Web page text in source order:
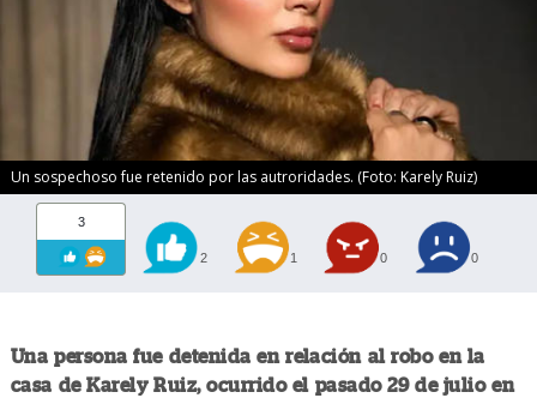
Un sospechoso fue retenido por las autroridades. (Foto: Karely Ruiz)
3
2 1 0 0
Una persona fue detenida en relación al robo en la
casa de Karely Ruiz, ocurrido el pasado 29 de julio en